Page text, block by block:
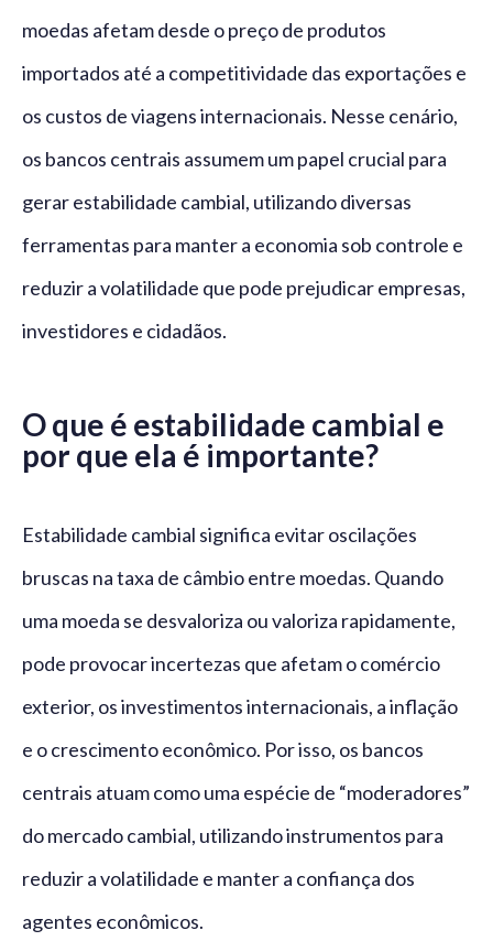
moedas afetam desde o preço de produtos
importados até a competitividade das exportações e
os custos de viagens internacionais. Nesse cenário,
os bancos centrais assumem um papel crucial para
gerar estabilidade cambial, utilizando diversas
ferramentas para manter a economia sob controle e
reduzir a volatilidade que pode prejudicar empresas,
investidores e cidadãos.
O que é estabilidade cambial e
por que ela é importante?
Estabilidade cambial significa evitar oscilações
bruscas na taxa de câmbio entre moedas. Quando
uma moeda se desvaloriza ou valoriza rapidamente,
pode provocar incertezas que afetam o comércio
exterior, os investimentos internacionais, a inflação
e o crescimento econômico. Por isso, os bancos
centrais atuam como uma espécie de “moderadores”
do mercado cambial, utilizando instrumentos para
reduzir a volatilidade e manter a confiança dos
agentes econômicos.